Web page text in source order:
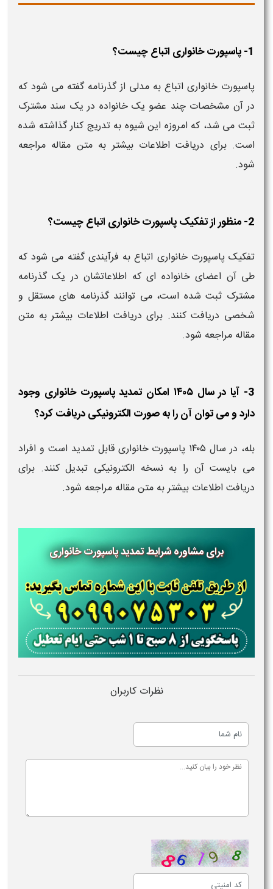
1- پاسپورت خانواری اتباع چیست؟
پاسپورت خانواری اتباع به مدلی از گذرنامه گفته می‌ شود که
در آن مشخصات چند عضو یک خانواده در یک سند مشترک
ثبت می‌ شد، که امروزه این شیوه به‌ تدریج کنار گذاشته شده
است. برای دریافت اطلاعات بیشتر به متن مقاله مراجعه
شود.
2- منظور از تفکیک پاسپورت خانواری اتباع چیست؟
تفکیک پاسپورت خانواری اتباع به فرآیندی گفته می‌ شود که
طی آن اعضای خانواده‌ ای که اطلاعاتشان در یک گذرنامه
مشترک ثبت شده است، می‌ توانند گذرنامه‌ های مستقل و
شخصی دریافت کنند. برای دریافت اطلاعات بیشتر به متن
مقاله مراجعه شود.
3- آیا در سال ۱۴۰۵ امکان تمدید پاسپورت خانواری وجود
دارد و می‌ توان آن را به صورت الکترونیکی دریافت کرد؟
بله، در سال ۱۴۰۵ پاسپورت خانواری قابل تمدید است و افراد
می‌ بایست آن را به نسخه الکترونیکی تبدیل کنند. برای
دریافت اطلاعات بیشتر به متن مقاله مراجعه شود.
برای مشاوره شرایط تمدید پاسپورت خانواری
نظرات کاربران